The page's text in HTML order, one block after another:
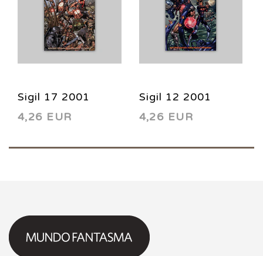
Sigil 17 2001
4,26 EUR
Sigil 12 2001
4,26 EUR